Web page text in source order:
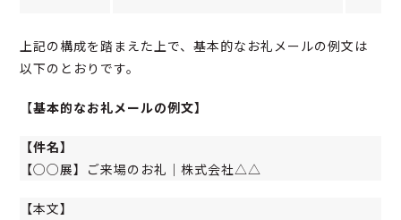
上記の構成を踏まえた上で、基本的なお礼メールの例文は
以下のとおりです。
【基本的なお礼メールの例文】
【件名】
【○○展】ご来場のお礼｜株式会社△△
【本文】